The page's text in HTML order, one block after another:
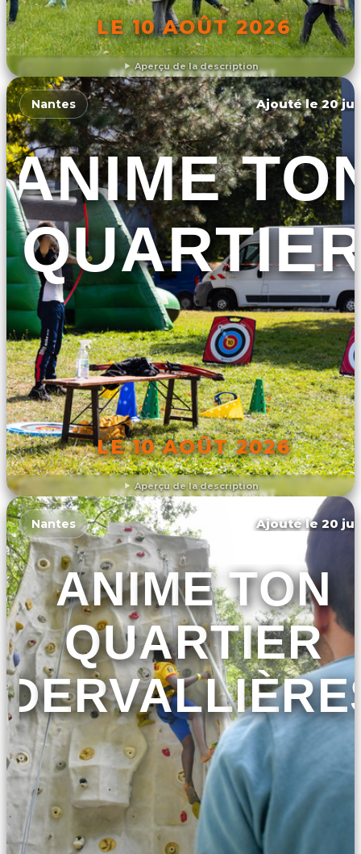
Aperçu de la description
LE 10 AOÛT 2026
DÉCOUVRIR L'ÉVÉNEMENT
Aperçu de la description
Nantes Ajouté le 20
ANIME
LE 10 AOÛT 2026
DÉCOUVRIR L'ÉVÉNEMENT
Nantes Ajouté le 20
ANIME TON
QUARTIER